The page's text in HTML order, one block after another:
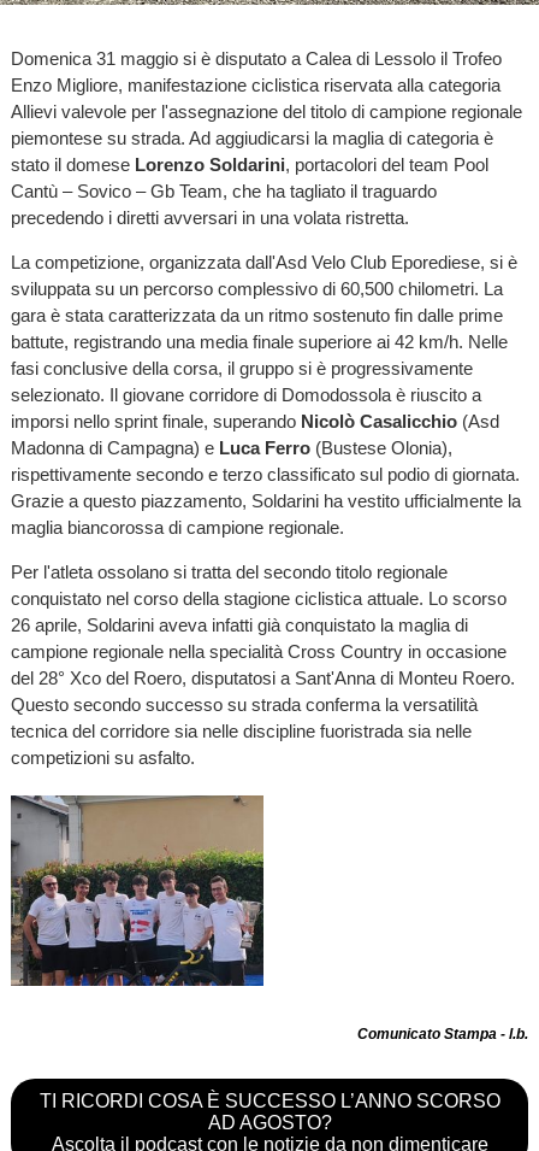
Domenica 31 maggio si è disputato a Calea di Lessolo il Trofeo
Enzo Migliore, manifestazione ciclistica riservata alla categoria
Allievi valevole per l'assegnazione del titolo di campione regionale
piemontese su strada. Ad aggiudicarsi la maglia di categoria è
stato il domese Lorenzo Soldarini, portacolori del team Pool
Cantù – Sovico – Gb Team, che ha tagliato il traguardo
precedendo i diretti avversari in una volata ristretta.
La competizione, organizzata dall'Asd Velo Club Eporediese, si è
sviluppata su un percorso complessivo di 60,500 chilometri. La
gara è stata caratterizzata da un ritmo sostenuto fin dalle prime
battute, registrando una media finale superiore ai 42 km/h. Nelle
fasi conclusive della corsa, il gruppo si è progressivamente
selezionato. Il giovane corridore di Domodossola è riuscito a
imporsi nello sprint finale, superando Nicolò Casalicchio(Asd
Madonna di Campagna) e Luca Ferro(Bustese Olonia),
rispettivamente secondo e terzo classificato sul podio di giornata.
Grazie a questo piazzamento, Soldarini ha vestito ufficialmente la
maglia biancorossa di campione regionale.
Per l'atleta ossolano si tratta del secondo titolo regionale
conquistato nel corso della stagione ciclistica attuale. Lo scorso
26 aprile, Soldarini aveva infatti già conquistato la maglia di
campione regionale nella specialità Cross Country in occasione
del 28° Xco del Roero, disputatosi a Sant'Anna di Monteu Roero.
Questo secondo successo su strada conferma la versatilità
tecnica del corridore sia nelle discipline fuoristrada sia nelle
competizioni su asfalto.
Comunicato Stampa - l.b.
TI RICORDI COSA È SUCCESSO L’ANNO SCORSO
AD AGOSTO?
Ascolta il podcast con le notizie da non dimenticare